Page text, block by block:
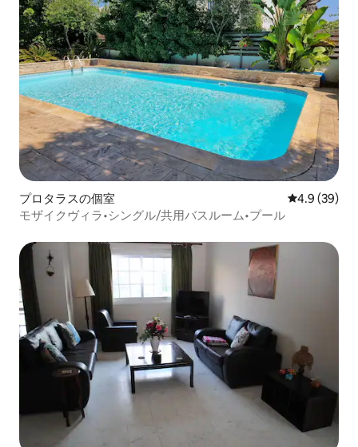
プロタラスの個室 レビュー39
4.9 (39)
モザイクヴィラ•シングル/共用バスルーム•プール